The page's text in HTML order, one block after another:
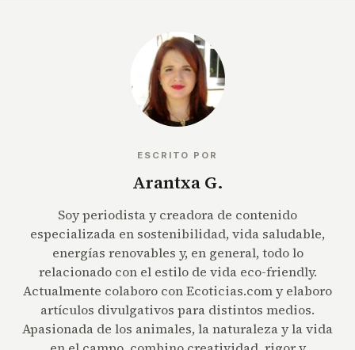
ESCRITO POR
Arantxa G.
Soy periodista y creadora de contenido
especializada en sostenibilidad, vida saludable,
energías renovables y, en general, todo lo
relacionado con el estilo de vida eco-friendly.
Actualmente colaboro con Ecoticias.com y elaboro
artículos divulgativos para distintos medios.
Apasionada de los animales, la naturaleza y la vida